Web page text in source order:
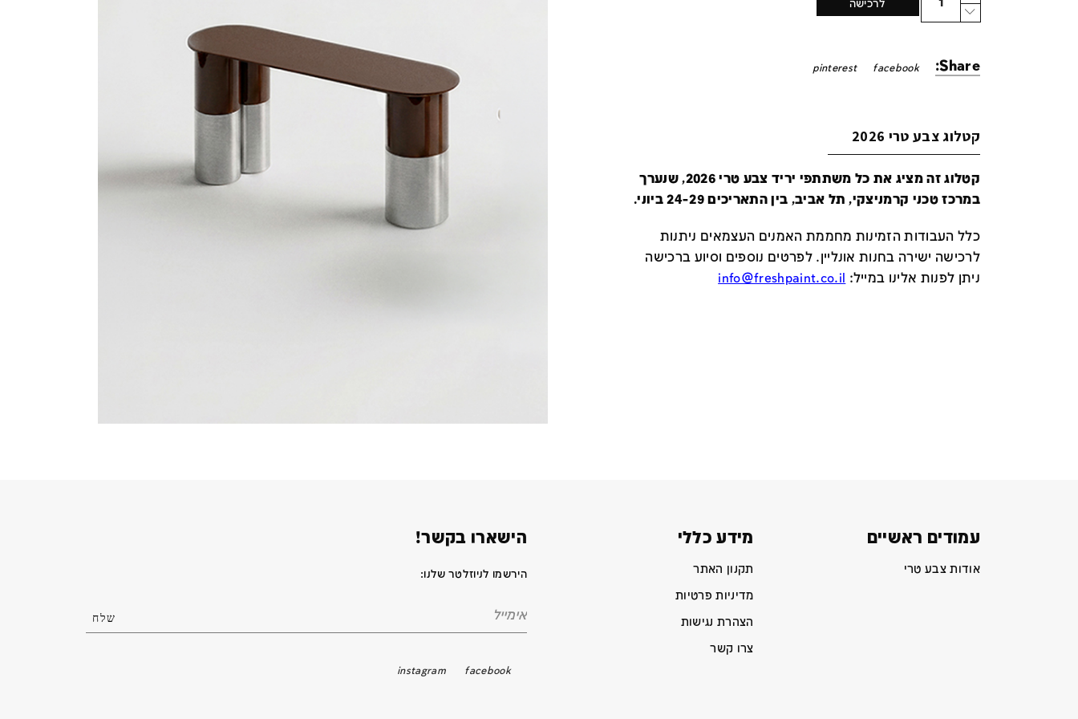
לרכישה
Share:
facebook
pinterest
קטלוג צבע טרי 2026
קטלוג זה מציג את כל משתתפי יריד צבע טרי 2026, שנערך
במרכז טכני קרמניצקי, תל אביב, בין התאריכים 24-29 ביוני.
כלל העבודות הזמינות מחממת האמנים העצמאים ניתנות
לרכישה ישירה בחנות אונליין.לפרטים נוספים וסיוע ברכישה
ניתן לפנות אלינו במייל:
info@freshpaint.co.il
עמודים ראשיים
אודות צבע טרי
מידע כללי
תקנון האתר
מדיניות פרטיות
הצהרת נגישות
צרו קשר
הישארו בקשר!
הירשמו לניוזלטר שלנו:
facebook
instagram